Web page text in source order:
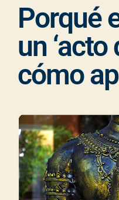
Porqué
un ‘acto
cómo